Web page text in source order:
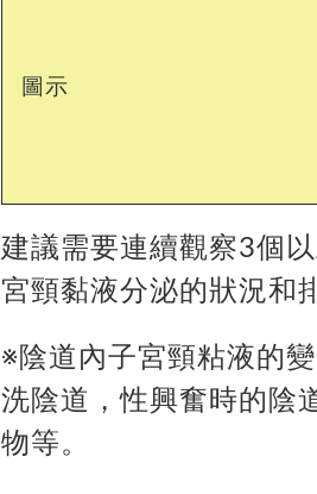
圖示
建議需要連續觀察3個
宮頸黏液分泌的狀況和
※陰道內子宮頸粘液的
洗陰道，性興奮時的陰
物等。